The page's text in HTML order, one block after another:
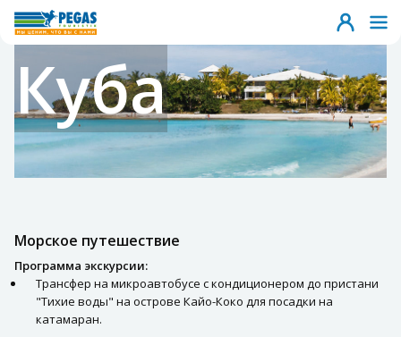
Куба
Морское путешествие
Программа экскурсии:
Трансфер на микроавтобусе с кондиционером до пристани
"Тихие воды" на острове Кайо-Коко для посадки на
катамаран.